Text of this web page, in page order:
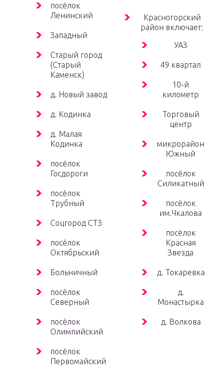
посёлок
Ленинский
Западный
Старый город
(Старый
Каменск)
д. Новый завод
д. Кодинка
д. Малая
Кодинка
посёлок
Госдороги
посёлок
Трубный
Соцгород СТЗ
посёлок
Октябрьский
Больничный
посёлок
Северный
посёлок
Олимпийский
посёлок
Первомайский
Красногорский
район включает:
УАЗ
49 квартал
10-й
километр
Торговый
центр
микрорайон
Южный
посёлок
Силикатный
посёлок
им.Чкалова
посёлок
Красная
Звезда
д. Токаревка
д.
Монастырка
д. Волкова